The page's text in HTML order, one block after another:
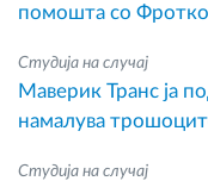
помошта со
Студија на случај
Маверик Транс ја
намалува
Студија на случај